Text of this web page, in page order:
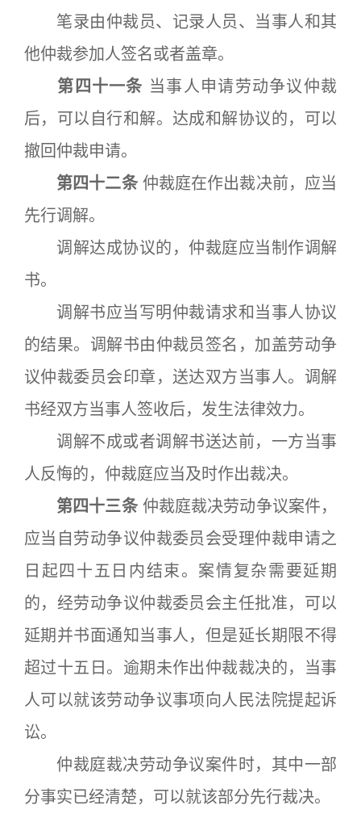
笔录由仲裁员、记录人员、当事人和其
他仲裁参加人签名或者盖章。
第四十一条 当事人申请劳动争议仲裁
后，可以自行和解。达成和解协议的，可以
撤回仲裁申请。
第四十二条仲裁庭在作出裁决前，应当
先行调解。
调解达成协议的，仲裁庭应当制作调解
书。
调解书应当写明仲裁请求和当事人协议
的结果。调解书由仲裁员签名，加盖劳动争
议仲裁委员会印章，送达双方当事人。调解
书经双方当事人签收后，发生法律效力。
调解不成或者调解书送达前，一方当事
人反悔的，仲裁庭应当及时作出裁决。
第四十三条仲裁庭裁决劳动争议案件，
应当自劳动争议仲裁委员会受理仲裁申请之
日起四十五日内结束。案情复杂需要延期
的，经劳动争议仲裁委员会主任批准，可以
延期并书面通知当事人，但是延长期限不得
超过十五日。逾期未作出仲裁裁决的，当事
人可以就该劳动争议事项向人民法院提起诉
讼。
仲裁庭裁决劳动争议案件时，其中一部
分事实已经清楚，可以就该部分先行裁决。